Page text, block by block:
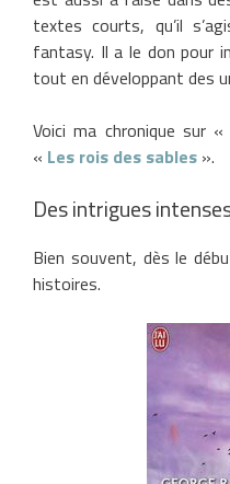
textes courts, qu’il
fantasy. Il a le don pour
tout en développant des
Voici ma chronique sur «
« Les rois des sables ».
Des intrigues
Bien souvent, dès le
histoires.